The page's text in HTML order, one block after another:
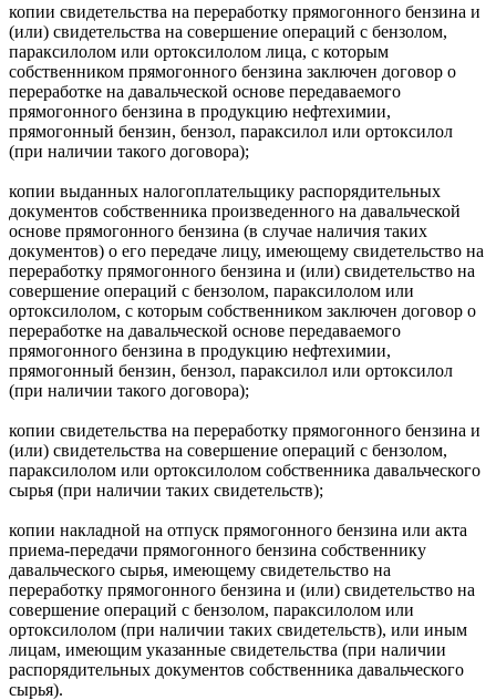
копии свидетельства на переработку прямогонного бензина и
(или) свидетельства на совершение операций с бензолом,
параксилолом или ортоксилолом лица, с которым
собственником прямогонного бензина заключен договор о
переработке на давальческой основе передаваемого
прямогонного бензина в продукцию нефтехимии,
прямогонный бензин, бензол, параксилол или ортоксилол
(при наличии такого договора);
копии выданных налогоплательщику распорядительных
документов собственника произведенного на давальческой
основе прямогонного бензина (в случае наличия таких
документов) о его передаче лицу, имеющему свидетельство на
переработку прямогонного бензина и (или) свидетельство на
совершение операций с бензолом, параксилолом или
ортоксилолом, с которым собственником заключен договор о
переработке на давальческой основе передаваемого
прямогонного бензина в продукцию нефтехимии,
прямогонный бензин, бензол, параксилол или ортоксилол
(при наличии такого договора);
копии свидетельства на переработку прямогонного бензина и
(или) свидетельства на совершение операций с бензолом,
параксилолом или ортоксилолом собственника давальческого
сырья (при наличии таких свидетельств);
копии накладной на отпуск прямогонного бензина или акта
приема-передачи прямогонного бензина собственнику
давальческого сырья, имеющему свидетельство на
переработку прямогонного бензина и (или) свидетельство на
совершение операций с бензолом, параксилолом или
ортоксилолом (при наличии таких свидетельств), или иным
лицам, имеющим указанные свидетельства (при наличии
распорядительных документов собственника давальческого
сырья).